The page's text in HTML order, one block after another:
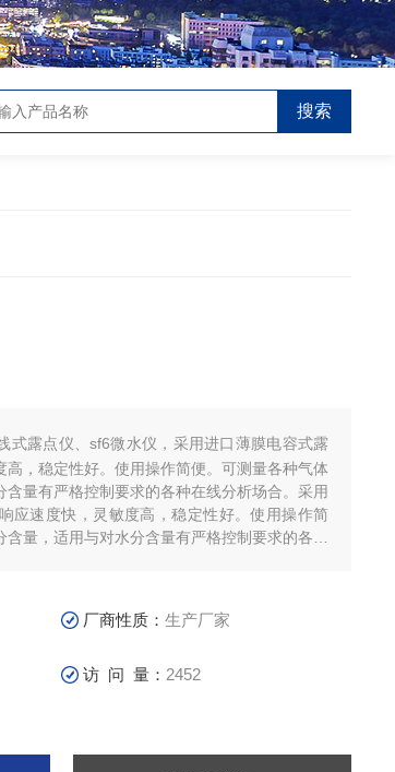
式露点仪、sf6微水仪，采用进口薄膜电容式露
高，稳定性好。使用操作简便。可测量各种气体
量有严格控制要求的各种在线分析场合。采用
应速度快，灵敏度高，稳定性好。使用操作简
量，适用与对水分含量有严格控制要求的各种
厂商性质：生产厂家
访 问 量： 2452